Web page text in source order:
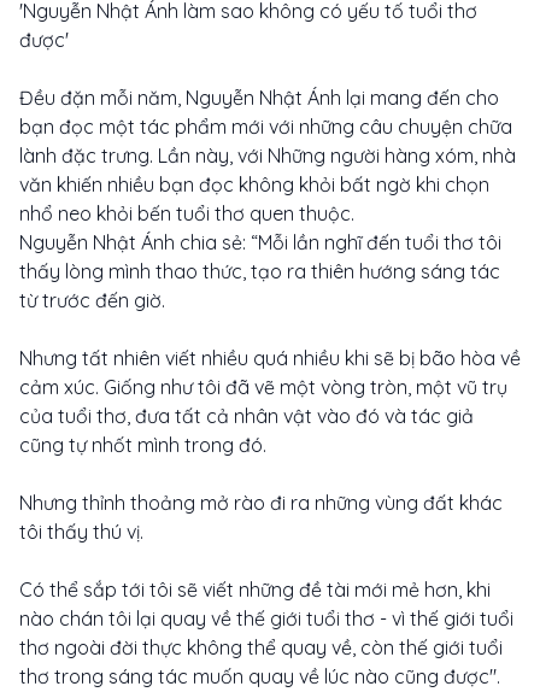
'Nguyễn Nhật Ánh làm sao không có yếu tố tuổi thơ
được'
Đều đặn mỗi năm, Nguyễn Nhật Ánh lại mang đến cho
bạn đọc một tác phẩm mới với những câu chuyện chữa
lành đặc trưng. Lần này, với Những người hàng xóm, nhà
văn khiến nhiều bạn đọc không khỏi bất ngờ khi chọn
nhổ neo khỏi bến tuổi thơ quen thuộc.
Nguyễn Nhật Ánh chia sẻ: “Mỗi lần nghĩ đến tuổi thơ tôi
thấy lòng mình thao thức, tạo ra thiên hướng sáng tác
từ trước đến giờ.
Nhưng tất nhiên viết nhiều quá nhiều khi sẽ bị bão hòa về
cảm xúc. Giống như tôi đã vẽ một vòng tròn, một vũ trụ
của tuổi thơ, đưa tất cả nhân vật vào đó và tác giả
cũng tự nhốt mình trong đó.
Nhưng thỉnh thoảng mở rào đi ra những vùng đất khác
tôi thấy thú vị.
Có thể sắp tới tôi sẽ viết những đề tài mới mẻ hơn, khi
nào chán tôi lại quay về thế giới tuổi thơ - vì thế giới tuổi
thơ ngoài đời thực không thể quay về, còn thế giới tuổi
thơ trong sáng tác muốn quay về lúc nào cũng được".